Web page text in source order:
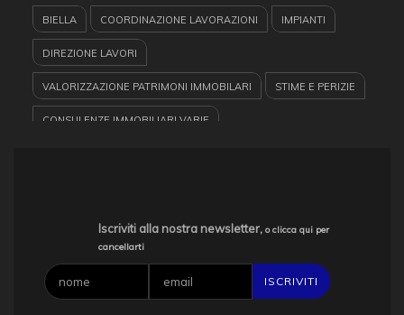
BIELLA COORDINAZIONE LAVORAZIONI IMPIANTI
DIREZIONE LAVORI
VALORIZZAZIONE PATRIMONI IMMOBILARI STIME E PERIZIE
CONSULENZE IMMOBILIARI VARIE
CERTIFICAZIONI ENERGETICHE COLLAUDI
Iscriviti alla nostra newsletter, o clicca qui per
cancellarti